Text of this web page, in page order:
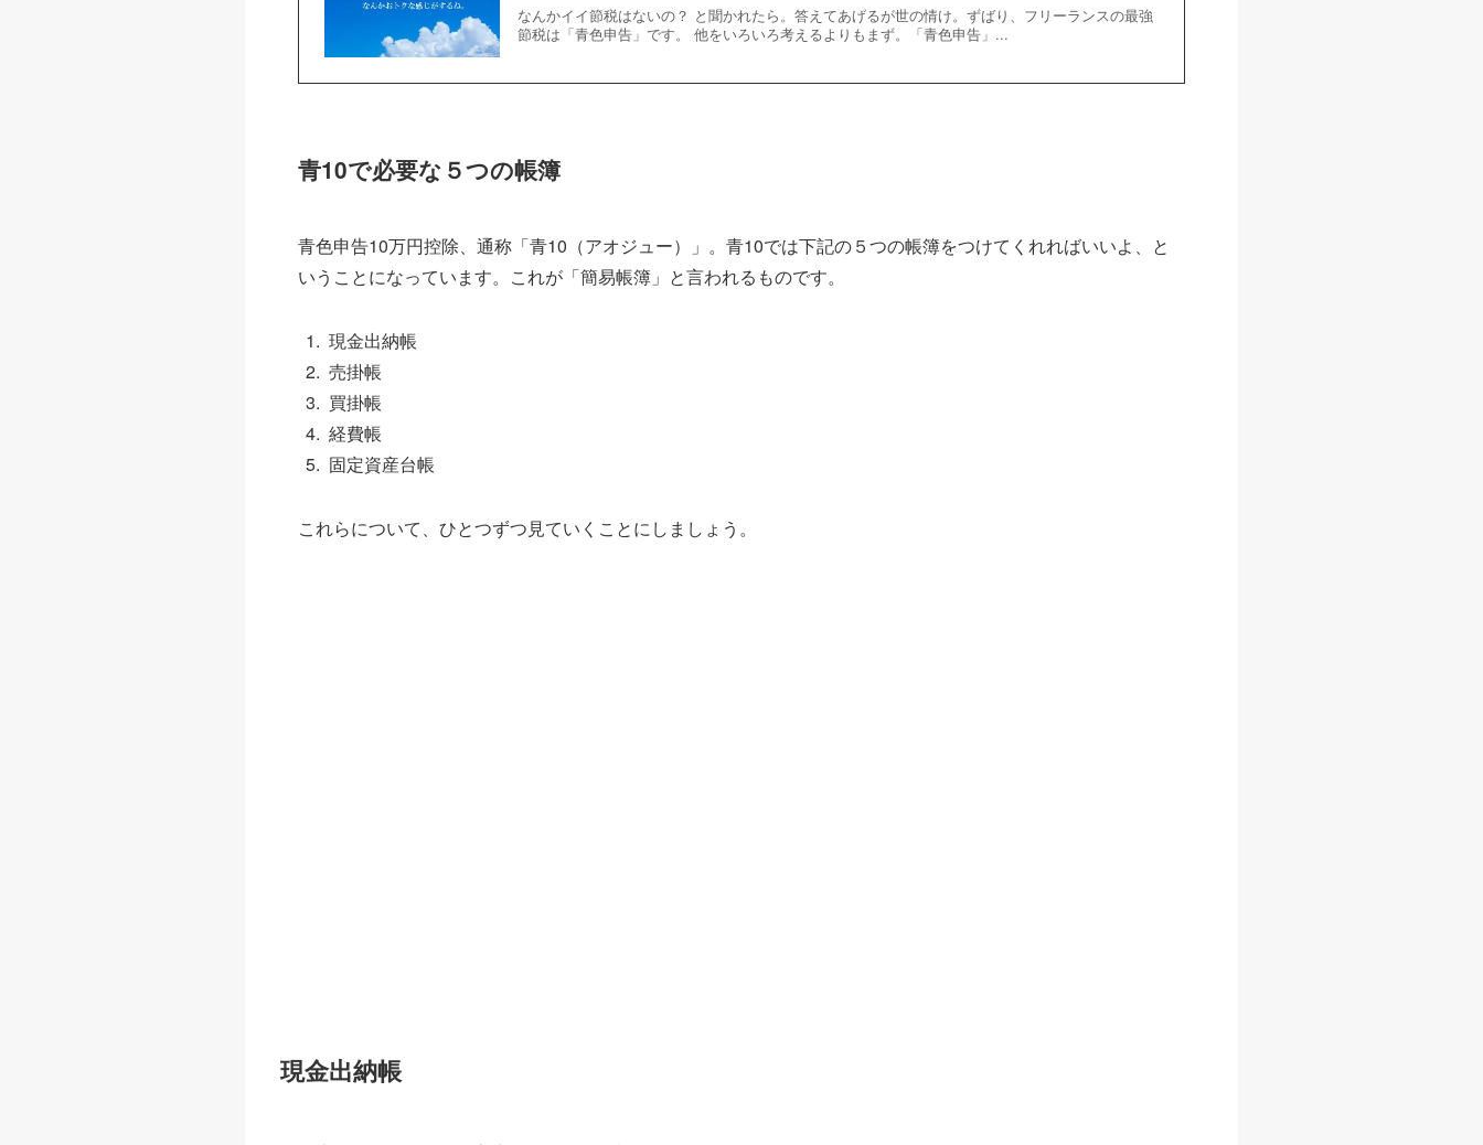
なんかイイ節税はないの？ と聞かれたら。答えてあげるが世の情け。ずばり、フリーランスの最強
節税は「青色申告」です。 他をいろいろ考えるよりもまず。「青色申告」...
青10で必要な５つの帳簿
青色申告10万円控除、通称「青10（アオジュー）」。青10では下記の５つの帳簿をつけてくれればいいよ、と
いうことになっています。これが「簡易帳簿」と言われるものです。
現金出納帳
売掛帳
買掛帳
経費帳
固定資産台帳
これらについて、ひとつずつ見ていくことにしましょう。
現金出納帳